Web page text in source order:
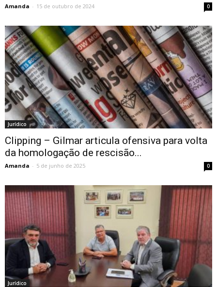
Amanda - 15 de outubro de 2024 0
Jurídico
Clipping – Gilmar articula ofensiva para volta
da homologação de rescisão...
Amanda - 5 de junho de 2025 0
Jurídico